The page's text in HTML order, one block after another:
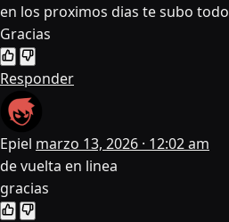
en los proximos dias te subo todo
Gracias
Responder
Epiel marzo 13, 2026 · 12:02 am
de vuelta en linea
gracias